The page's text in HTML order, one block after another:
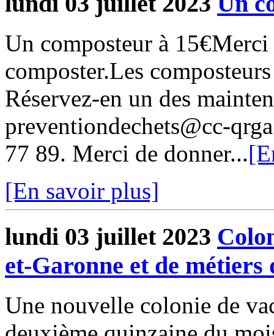
Un composteur à
composter.Les
Réservez-en un des
preventiondechets@cc-
77 89. Merci de donner...
[En savoir plus]
lundi 03 juillet 2023
et-Garonne et de
Une nouvelle colonie de